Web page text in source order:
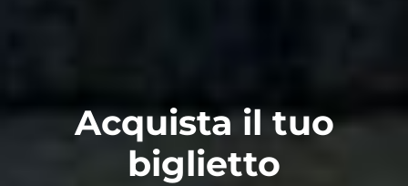
Acquista il tuo
biglietto